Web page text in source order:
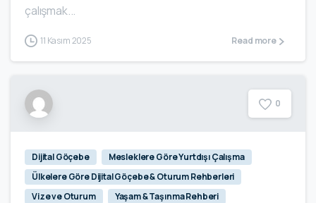
çalışmak...
11 Kasım 2025 Read more
0
Dijital Göçebe
Mesleklere Göre Yurtdışı Çalışma
Ülkelere Göre Dijital Göçebe & Oturum Rehberleri
Vize ve Oturum
Yaşam & Taşınma Rehberi